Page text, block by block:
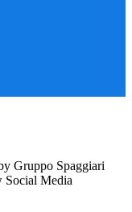
Gruppo Spaggiari
Social Media